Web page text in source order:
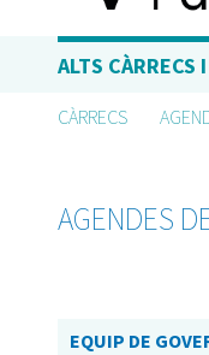
ALTS CÀRRECS
CÀRRECS
AGENDES
EQUIP DE